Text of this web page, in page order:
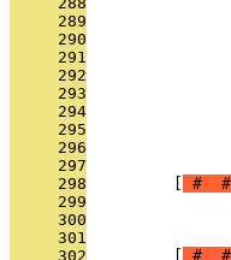
     289
     290
     291
     292
     293
     294
     295
     296
     297
     298
# #
     299
     300
     301
     302
# #